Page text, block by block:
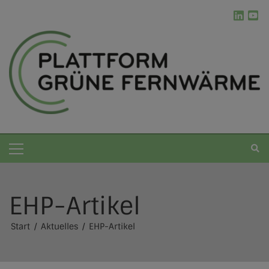
Grüne Fernwärme
Die Plattform
Kommunale Wärmeplanung
EHP-Artikel
Start Aktuelles EHP-Artikel